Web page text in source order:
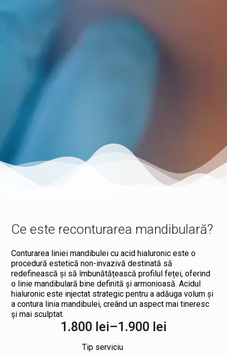
Ce este reconturarea mandibulară?
Conturarea liniei mandibulei cu acid hialuronic este o
procedură estetică non-invazivă destinată să
redefinească și să îmbunătățească profilul feței, oferind
o linie mandibulară bine definită și armonioasă. Acidul
hialuronic este injectat strategic pentru a adăuga volum și
a contura linia mandibulei, creând un aspect mai tineresc
și mai sculptat.
1.800 lei–1.900 lei
Interval
Tip serviciu